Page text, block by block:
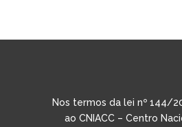
Nos termos da lei nº 144/
ao CNIACC – Centro